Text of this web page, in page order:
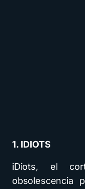
1. IDIOTS
iDiots, el
obsolescencia